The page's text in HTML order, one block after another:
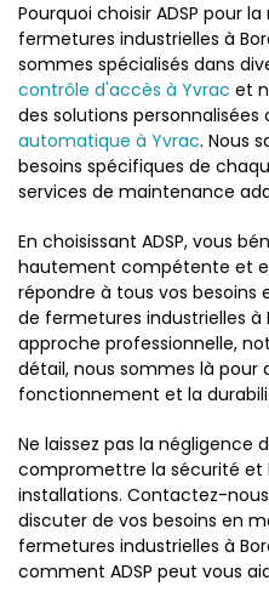
Pourquoi choisir ADSP pour
fermetures industrielles à
sommes spécialisés dans
contrôle d'accès à Yvrac et
des solutions
automatique à Yvrac. Nous
besoins spécifiques de
services de maintenance
En choisissant ADSP, vous
hautement compétente et
répondre à tous vos
de fermetures industrielles à
approche professionnelle,
détail, nous sommes là pour
fonctionnement et la
Ne laissez pas la négligence
compromettre la sécurité et
installations. Contactez-
discuter de vos besoins en
fermetures industrielles à
comment ADSP peut vous